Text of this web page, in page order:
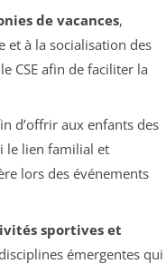
de vacances,
et à la socialisation des
CSE afin de faciliter la
d’offrir aux enfants des
le lien familial et
lors des événements
sportives et
émergentes qui